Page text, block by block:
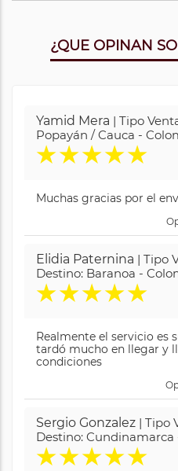
¿QUE OPINAN
Yamid Mera | Tipo
Popayán / Cauca -
★★★★★
Muchas gracias por el
Elidia Paternina | Tipo
Destino: Baranoa -
★★★★★
Realmente el servicio es
tardó mucho en llegar y
condiciones
Sergio Gonzalez | Tipo
Destino:
★★★★★